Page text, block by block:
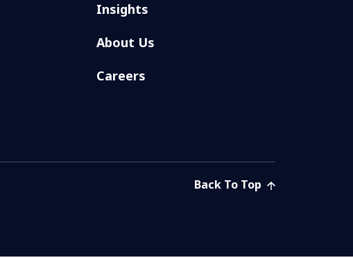
Insights
About Us
Careers
Back To Top